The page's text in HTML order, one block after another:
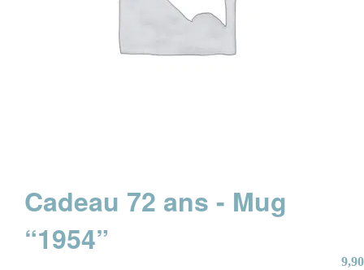
Cadeau 72 ans - Mug
“1954”
9,90